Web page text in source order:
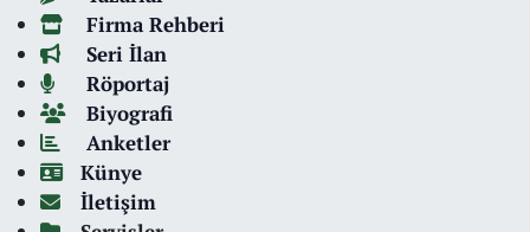
Firma Rehberi
Seri İlan
Röportaj
Biyografi
Anketler
Künye
İletişim